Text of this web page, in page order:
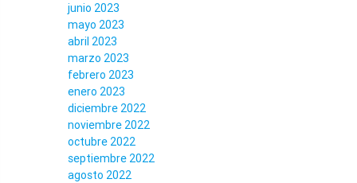
junio 2023
mayo 2023
abril 2023
marzo 2023
febrero 2023
enero 2023
diciembre 2022
noviembre 2022
octubre 2022
septiembre 2022
agosto 2022